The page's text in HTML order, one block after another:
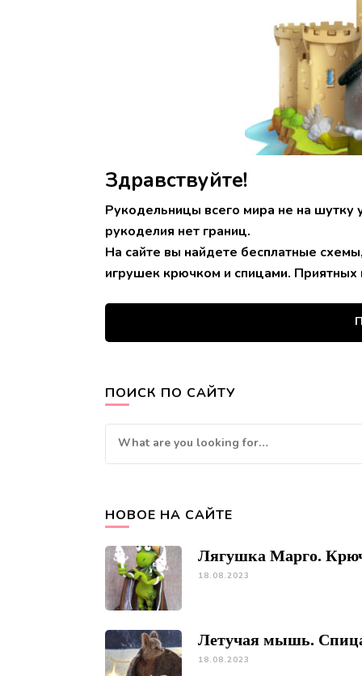
Здравствуйте!
Рукодельницы всего мира не на шутку
рукоделия нет границ.
На сайте вы найдете бесплатные
игрушек крючком и спицами. Приятных
ПОИСК ПО САЙТУ
Looking
for
НОВОЕ НА САЙТЕ
Лягушка Марго.
18.08.2023
Летучая мышь.
18.08.2023